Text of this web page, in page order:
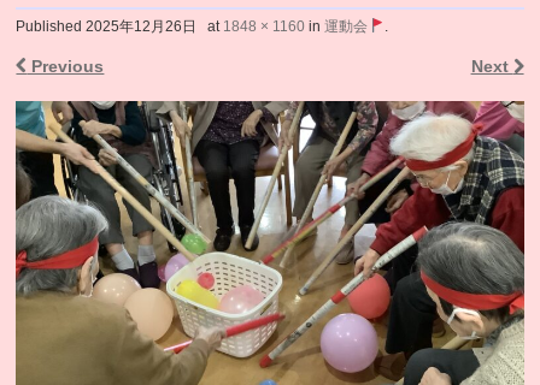
Published2025年12月26日 at 1848 × 1160 in運動会 .
Previous Next